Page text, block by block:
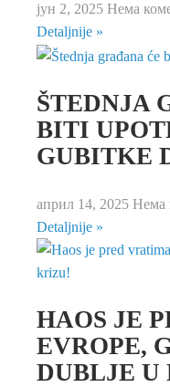
јун 2, 2025Нема
Detaljnije »
ŠTEDNJA
BITI
GUBITKE
април 14, 2025Нема
Detaljnije »
HAOS JE
EVROPE,
DUBLJE U